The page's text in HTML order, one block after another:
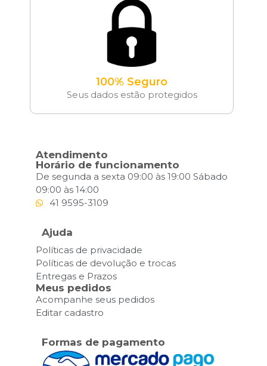
100% Seguro
Seus dados estão protegidos
Atendimento
Horário de funcionamento
De segunda a sexta 09:00 às 19:00 Sábado
09:00 às 14:00
41 9595-3109
Ajuda
Políticas de privacidade
Políticas de devolução e trocas
Entregas e Prazos
Meus pedidos
Acompanhe seus pedidos
Editar cadastro
Formas de pagamento